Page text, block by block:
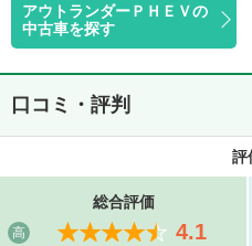
アウトランダーＰＨＥＶの
中古車を探す
口コミ・評判
評
総合評価
4.1